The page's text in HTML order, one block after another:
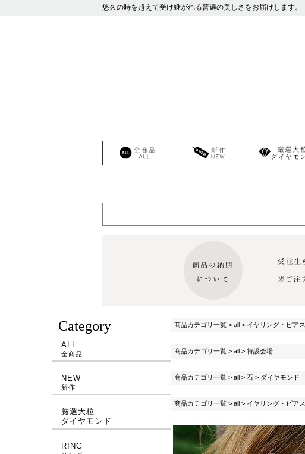
悠久の時を超えて受け継がれる普遍の美しさをお届けします。
Category
ALL
全商品
NEW
新作
厳選大粒
ダイヤモンド
RING
商品カテゴリ一覧> all> イヤリング・ピアス
商品カテゴリ一覧> all> 特設会場
商品カテゴリ一覧> all> 石> ダイヤモンド
商品カテゴリ一覧> all> イヤリング・ピアス